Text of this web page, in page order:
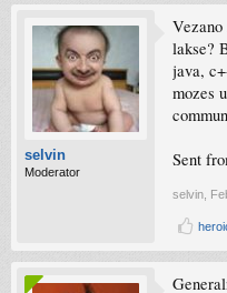
selvin
Moderator
lakse?
java,
mozes
Sent
selvin